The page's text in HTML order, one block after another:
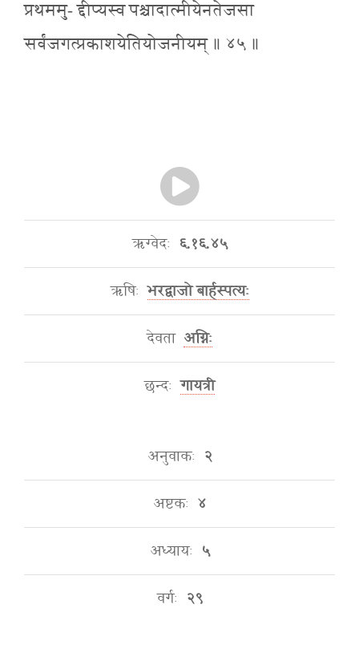
प्रथममु- द्दीप्यस्व पश्चादात्मीयेनतेजसा
सर्वंजगत्प्रकाशयेतियोजनीयम् ॥ ४५ ॥
ऋग्वेदः ६.१६.४५
ऋषिः भरद्वाजो बार्हस्पत्यः
देवता अग्निः
छन्दः गायत्री
अनुवाकः २
अष्टकः ४
अध्यायः ५
वर्गः २९